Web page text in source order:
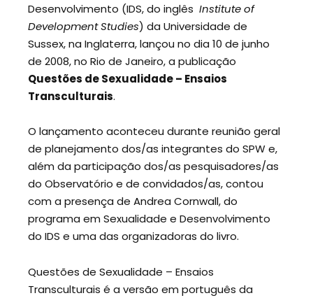
Desenvolvimento (IDS, do inglês Institute of
Development Studies) da Universidade de
Sussex, na Inglaterra, lançou no dia 10 de junho
de 2008, no Rio de Janeiro, a publicação
Questões de Sexualidade – Ensaios
Transculturais.
O lançamento aconteceu durante reunião geral
de planejamento dos/as integrantes do SPW e,
além da participação dos/as pesquisadores/as
do Observatório e de convidados/as, contou
com a presença de Andrea Cornwall, do
programa em Sexualidade e Desenvolvimento
do IDS e uma das organizadoras do livro.
Questões de Sexualidade – Ensaios
Transculturais é a versão em português da